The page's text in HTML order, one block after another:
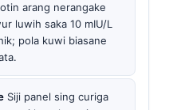
arang nerangake
luwih saka 10 mIU/L
pola kuwi biasane
Siji panel sing curiga